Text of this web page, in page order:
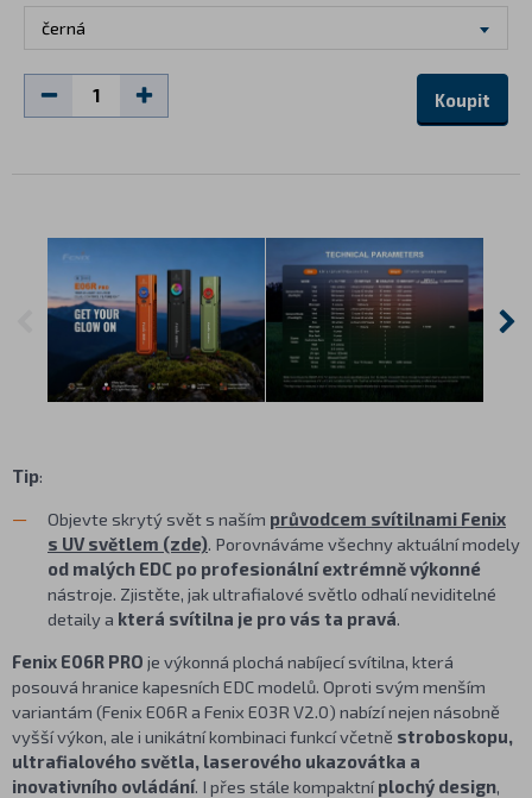
černá
Koupit
Tip:
Objevte skrytý svět s naším průvodcem svítilnami Fenix
s UV světlem (zde). Porovnáváme všechny aktuální modely
od malých EDC po profesionální extrémně výkonné
nástroje. Zjistěte, jak ultrafialové světlo odhalí neviditelné
detaily a která svítilna je pro vás ta pravá.
Fenix E06R PRO je výkonná plochá nabíjecí svítilna, která
posouvá hranice kapesních EDC modelů. Oproti svým menším
variantám (Fenix E06R a Fenix E03R V2.0) nabízí nejen násobně
vyšší výkon, ale i unikátní kombinaci funkcí včetně stroboskopu,
ultrafialového světla, laserového ukazovátka a
inovativního ovládání. I přes stále kompaktníplochý design,